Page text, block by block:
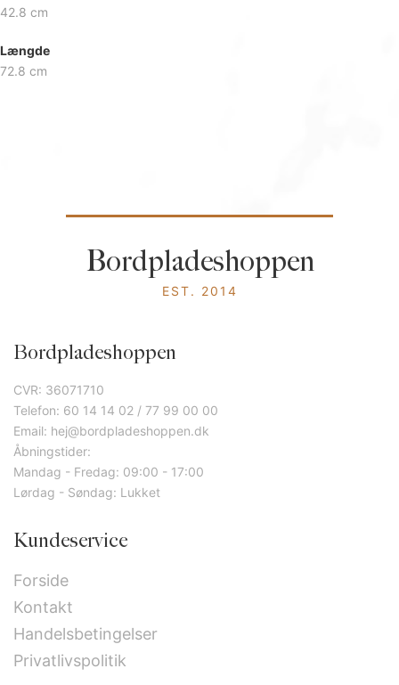
42.8 cm
Længde
72.8 cm
Bordpladeshoppen
EST. 2014
Bordpladeshoppen
CVR: 36071710
Telefon: 60 14 14 02 / 77 99 00 00
Email: hej@bordpladeshoppen.dk
Åbningstider:
Mandag - Fredag: 09:00 - 17:00
Lørdag - Søndag: Lukket
Kundeservice
Forside
Kontakt
Handelsbetingelser
Privatlivspolitik